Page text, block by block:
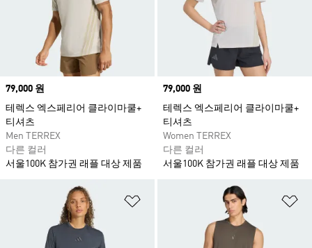
Price
79,000 원
테렉스 엑스페리어 클라이마쿨+
티셔츠
Men TERREX
다른 컬러
서울100K 참가권 래플 대상 제품
Price
79,000 원
테렉스 엑스페리어 클라이마쿨+
티셔츠
Women TERREX
다른 컬러
서울100K 참가권 래플 대상 제품
위시리스트 담기